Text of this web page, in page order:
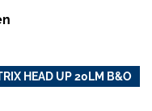
HEAD UP 20LM B&O